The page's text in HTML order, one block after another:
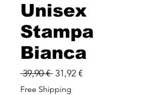
Unisex
Stampa
Bianca
39,90 € Prezzo
regolare
31,92 €Prezzo
Free Shipping